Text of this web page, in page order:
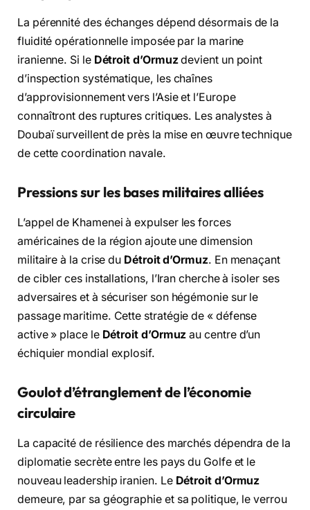
La pérennité des échanges dépend désormais de la
fluidité opérationnelle imposée par la marine
iranienne. Si le Détroit d’Ormuzdevient un point
d’inspection systématique, les chaînes
d’approvisionnement vers l’Asie et l’Europe
connaîtront des ruptures critiques. Les analystes à
Doubaï surveillent de près la mise en œuvre technique
de cette coordination navale.
Pressions sur les bases militaires alliées
L’appel de Khamenei à expulser les forces
américaines de la région ajoute une dimension
militaire à la crise du Détroit d’Ormuz. En menaçant
de cibler ces installations, l’Iran cherche à isoler ses
adversaires et à sécuriser son hégémonie sur le
passage maritime. Cette stratégie de « défense
active » place le Détroit d’Ormuz au centre d’un
échiquier mondial explosif.
Goulot d’étranglement de l’économie
circulaire
La capacité de résilience des marchés dépendra de la
diplomatie secrète entre les pays du Golfe et le
nouveau leadership iranien. Le Détroit d’Ormuz
demeure, par sa géographie et sa politique, le verrou